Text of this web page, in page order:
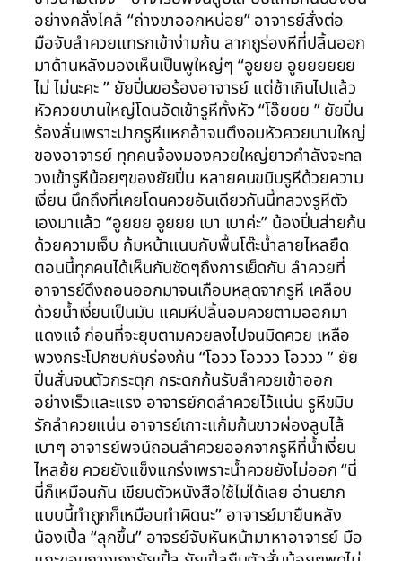
อย่างคลั่งไคล้ “ถ่างขาออกหน่อย” อาจารย์สั่งต่อ
มือจับลำควยแทรกเข้าง่ามก้น ลากถูร่องหีที่ปลิ้นออก
มาด้านหลังมองเห็นเป็นพูใหญ่ๆ “อูยยย อูยยยยยย
ไม่ ไม่นะคะ ” ยัยปิ่นขอร้องอาจารย์ แต่ช้าเกินไปแล้ว
หัวควยบานใหญ่โดนอัดเข้ารูหีทั้งหัว “โอ๊ยยย ” ยัยปิ่น
ร้องลั่นเพราะปากรูหีแหกอ้าจนตึงอมหัวควยบานใหญ่
ของอาจารย์ ทุกคนจ้องมองควยใหญ่ยาวกำลังจะทล
วงเข้ารูหีน้อยๆของยัยปิ่น หลายคนขมิบรูหีด้วยความ
เงี่ยน นึกถึงที่เคยโดนควยอันเดียวกันนี้ทลวงรูหีตัว
เองมาแล้ว “อูยยย อูยยย เบา เบาค่ะ” น้องปิ่นส่ายก้น
ด้วยความเจ็บ ก้มหน้าแนบกับพื้นโต๊ะน้ำลายไหลยืด
ตอนนี้ทุกคนได้เห็นกันชัดๆถึงการเย็ดกัน ลำควยที่
อาจารย์ดึงถอนออกมาจนเกือบหลุดจากรูหี เคลือบ
ด้วยน้ำเงี่ยนเป็นมัน แคมหีปลิ้นอมควยตามออกมา
แดงแจ๋ ก่อนที่จะยุบตามควยลงไปจนมิดควย เหลือ
พวงกระโปกซบกับร่องก้น “โอวว โอววว โอววว ” ยัย
ปิ่นสั่นจนตัวกระตุก กระดกก้นรับลำควยเข้าออก
อย่างเร็วและแรง อาจารย์กดลำควยไว้แน่น รูหีขมิบ
รักลำควยแน่น อาจารย์เกาะแก้มก้นขาวผ่องลูบไล้
เบาๆ อาจารย์พจน์ถอนลำควยออกจากรูหีที่น้ำเงี่ยน
ไหลย้ย ควยยังแข็งแกร่งเพราะน้ำควยยังไม่ออก “นี่
นี่ก็เหมือนกัน เขียนตัวหนังสือใช้ไม่ได้เลย อ่านยาก
แบบนี้ทำถูกก็เหมือนทำผิดนะ” อาจารย์มายืนหลัง
น้องเปิ้ล “ลุกขึ้น” อาจรย์จับหันหน้ามาหาอาจารย์ มือ